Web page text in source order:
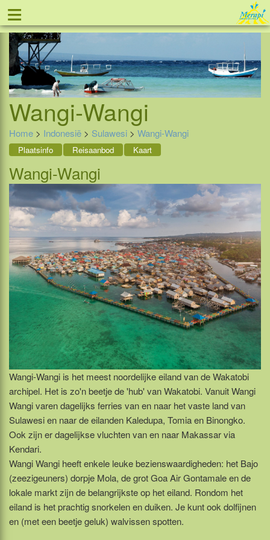
≡ Tel: 088 - 81 11 999
Wangi-Wangi
Home > Indonesië > Sulawesi > Wangi-Wangi
Plaatsinfo Reisaanbod Kaart
Wangi-Wangi
Wangi-Wangi is het meest noordelijke eiland van de Wakatobi
archipel. Het is zo'n beetje de 'hub' van Wakatobi. Vanuit Wangi
Wangi varen dagelijks ferries van en naar het vaste land van
Sulawesi en naar de eilanden Kaledupa, Tomia en Binongko.
Ook zijn er dagelijkse vluchten van en naar Makassar via
Kendari.
Wangi Wangi heeft enkele leuke bezienswaardigheden: het Bajo
(zeezigeuners) dorpje Mola, de grot Goa Air Gontamale en de
lokale markt zijn de belangrijkste op het eiland. Rondom het
eiland is het prachtig snorkelen en duiken. Je kunt ook dolfijnen
en (met een beetje geluk) walvissen spotten.